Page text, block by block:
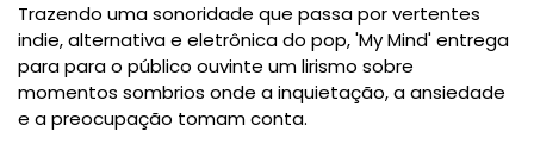
Trazendo uma sonoridade que passa por vertentes
indie, alternativa e eletrônica do pop, 'My Mind' entrega
para para o público ouvinte um lirismo sobre
momentos sombrios onde a inquietação, a ansiedade
e a preocupação tomam conta.